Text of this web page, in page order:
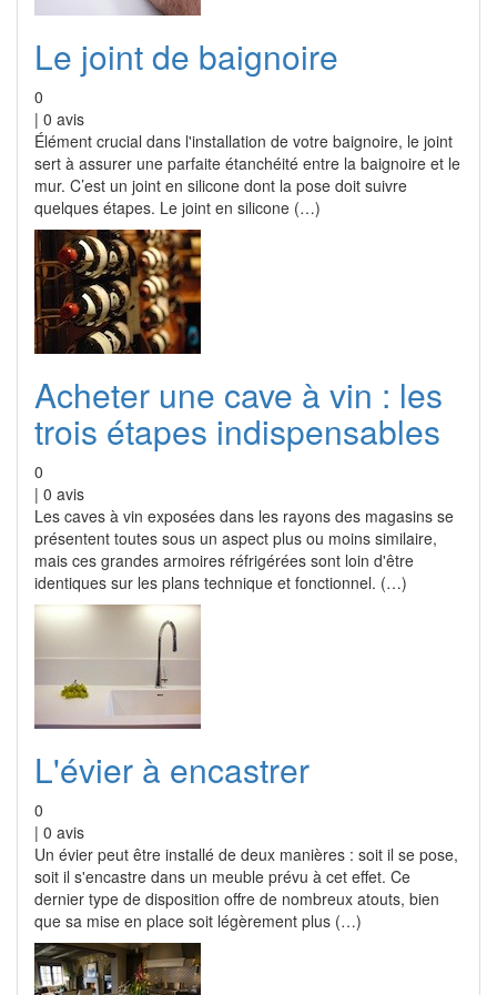
Le joint de baignoire
0
| 0 avis
Élément crucial dans l'installation de votre baignoire, le joint
sert à assurer une parfaite étanchéité entre la baignoire et le
mur. C’est un joint en silicone dont la pose doit suivre
quelques étapes. Le joint en silicone (…)
Acheter une cave à vin : les
trois étapes indispensables
0
| 0 avis
Les caves à vin exposées dans les rayons des magasins se
présentent toutes sous un aspect plus ou moins similaire,
mais ces grandes armoires réfrigérées sont loin d'être
identiques sur les plans technique et fonctionnel. (…)
L'évier à encastrer
0
| 0 avis
Un évier peut être installé de deux manières : soit il se pose,
soit il s'encastre dans un meuble prévu à cet effet. Ce
dernier type de disposition offre de nombreux atouts, bien
que sa mise en place soit légèrement plus (…)